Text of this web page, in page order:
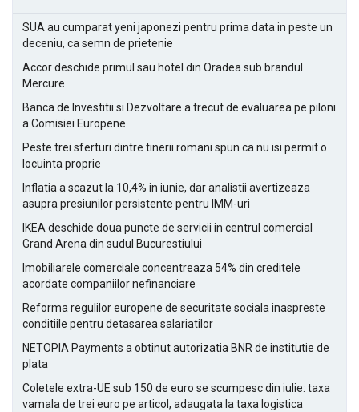
SUA au cumparat yeni japonezi pentru prima data in peste un
deceniu, ca semn de prietenie
Accor deschide primul sau hotel din Oradea sub brandul
Mercure
Banca de Investitii si Dezvoltare a trecut de evaluarea pe piloni
a Comisiei Europene
Peste trei sferturi dintre tinerii romani spun ca nu isi permit o
locuinta proprie
Inflatia a scazut la 10,4% in iunie, dar analistii avertizeaza
asupra presiunilor persistente pentru IMM-uri
IKEA deschide doua puncte de servicii in centrul comercial
Grand Arena din sudul Bucurestiului
Imobiliarele comerciale concentreaza 54% din creditele
acordate companiilor nefinanciare
Reforma regulilor europene de securitate sociala inaspreste
conditiile pentru detasarea salariatilor
NETOPIA Payments a obtinut autorizatia BNR de institutie de
plata
Coletele extra-UE sub 150 de euro se scumpesc din iulie: taxa
vamala de trei euro pe articol, adaugata la taxa logistica